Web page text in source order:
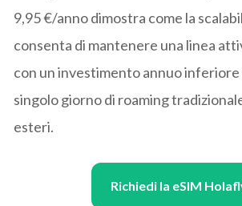
9,95 €/anno dimostra come la
consenta di mantenere una linea
con un investimento annuo inferiore
singolo giorno di roaming
esteri.
Richiedi la eSIM